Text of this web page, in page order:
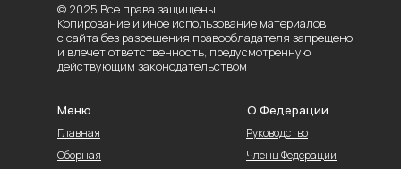
© 2025 Все права защищены.
Копирование и иное использование материалов
с сайта без разрешения правообладателя запрещено
и влечет ответственность, предусмотренную
действующим законодательством
Меню
Главная
Сборная
Члены Федерации
Руководство
О Федерации